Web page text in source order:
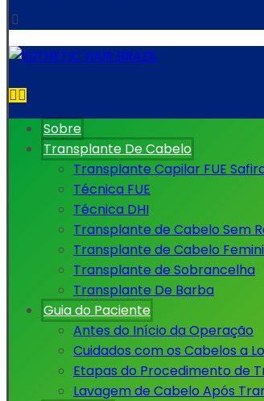
Sobre
Transplante De Cabelo
Transplante Capilar FUE
Técnica FUE
Técnica DHI
Transplante de Cabelo Sem
Transplante de Cabelo
Transplante de Sobrancelha
Transplante De Barba
Guia do Paciente
Antes do Início da Operação
Cuidados com os Cabelos a
Etapas do Procedimento de
Lavagem de Cabelo Após